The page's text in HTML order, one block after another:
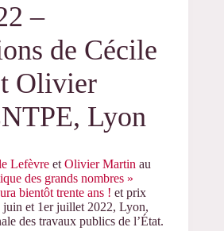
–
de Cécile
Olivier
Lyon
Lefèvre et Olivier Martin au
des grands nombres »
bientôt trente ans ! et prix
juin et 1er juillet 2022, Lyon,
des travaux publics de l’État.